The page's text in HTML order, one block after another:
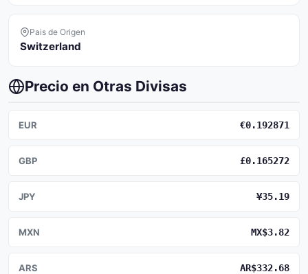
Pais de Origen
Switzerland
Precio en Otras Divisas
EUR €0.192871
GBP £0.165272
JPY ¥35.19
MXN MX$3.82
ARS AR$332.68